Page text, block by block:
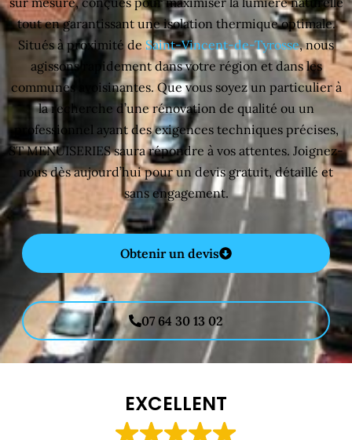
tout en garantissant une isolation thermique optimale.
Situés à proximité de Saint-Vincent-de-Tyrosse, nous
agissons rapidement dans votre région et dans les
communes avoisinantes. Que vous soyez un particulier à
la recherche d’une rénovation de qualité ou un
professionnel ayant des exigences techniques précises,
ST MENUISERIES saura répondre à vos attentes. Joignez-
nous dès aujourd’hui pour un devis gratuit, détaillé et
sans engagement.
Obtenir un devis
07 64 30 13 02
EXCELLENT